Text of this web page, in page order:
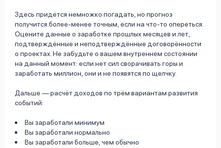
Здесь придётся немножко погадать, но прогноз
получится более-менее точным, если на что-то опереться.
Оцените данные о заработке прошлых месяцев и лет,
подтверждённые и неподтверждённые договорённости
о проектах. Не забудьте о вашем внутреннем состоянии
на данный момент: если нет сил сворачивать горы и
заработать миллион, они и не появятся по щелчку.
Дальше — расчёт доходов по трём вариантам развития
событий:
Вы заработали минимум
Вы заработали нормально
Вы заработали больше, чем обычно